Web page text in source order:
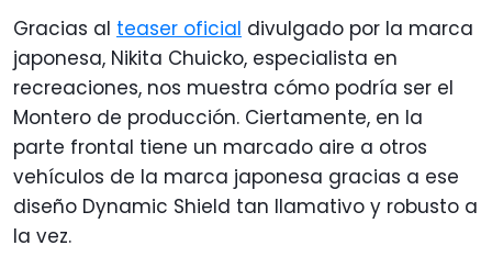
Gracias al teaser oficial divulgado por la marca
japonesa, Nikita Chuicko, especialista en
recreaciones, nos muestra cómo podría ser el
Montero de producción. Ciertamente, en la
parte frontal tiene un marcado aire a otros
vehículos de la marca japonesa gracias a ese
diseño Dynamic Shield tan llamativo y robusto a
la vez.